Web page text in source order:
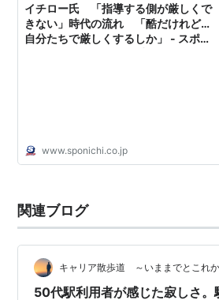
イチロー氏 「指導する側が厳しくで
きない」時代の流れ 「酷だけれど…
自分たちで厳しくするしか」 - スポニ
www.sponichi.co.jp
関連ブログ
キャリア散歩道 ～いままでとこれ
50代駅利用者が感じた寂しさ。